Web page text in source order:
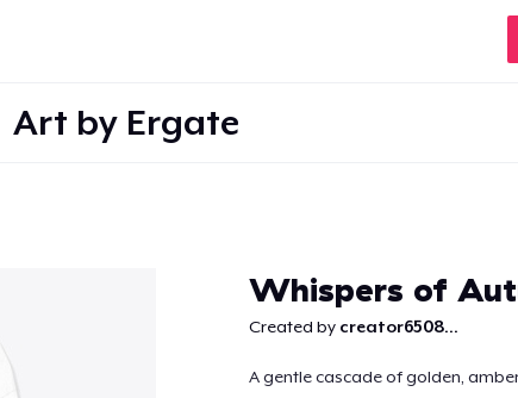
Art by Ergate
Whispers of
Created by creator6508...
A gentle cascade of golden,